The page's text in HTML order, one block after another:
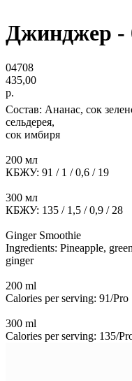
Джинджер -
04708
435,00
р.
Состав: Ананас, сок
сельдерея,
сок имбиря
200 мл
КБЖУ: 91 / 1 / 0,6 / 19
300 мл
КБЖУ: 135 / 1,5 / 0,9 / 28
Ginger Smoothie
Ingredients: Pineapple,
ginger
200 ml
Calories per serving: 91/Pro
300 ml
Calories per serving: 135/